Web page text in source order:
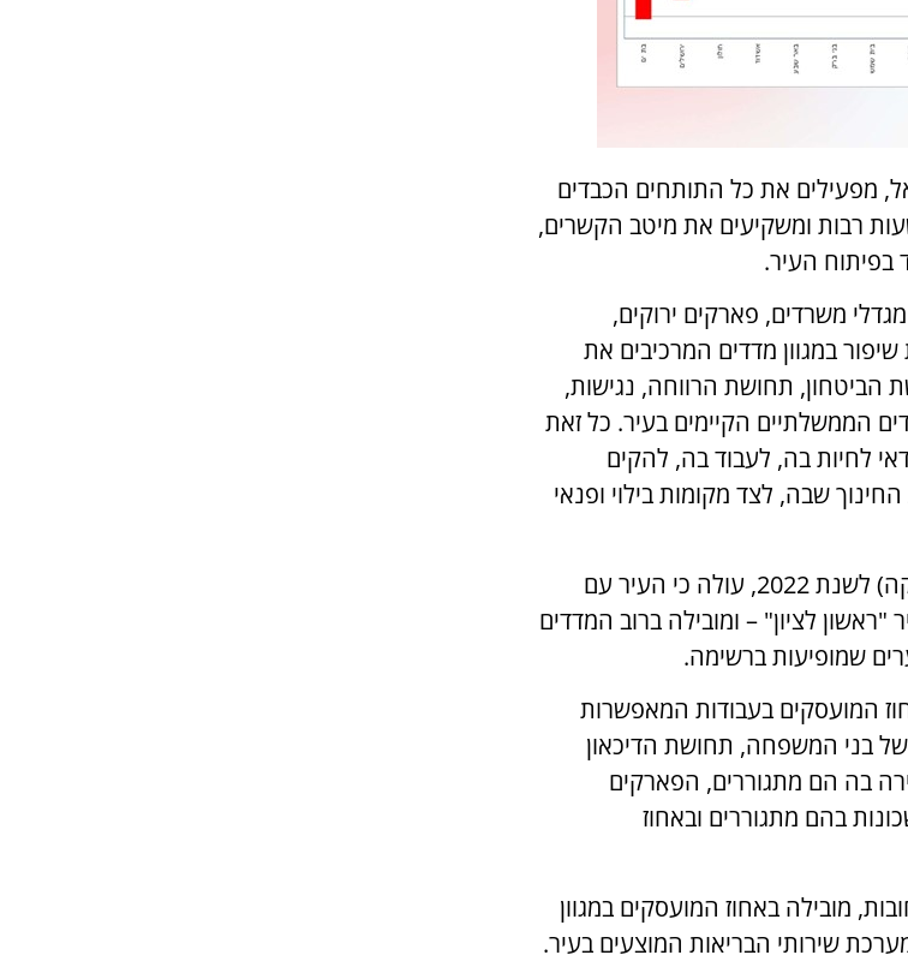
מפעילים את כל התותחים הכבדים
רבות ומשקיעים את מיטב הקשרים,
בפיתוח העיר.
משרדים, פארקים ירוקים,
לטובת שיפור במגוון מדדים המרכיבים את
הביטחון, תחושת הרווחה, נגישות,
הממשלתיים הקיימים בעיר. כל זאת
לחיות בה, לעבוד בה, להקים
שבה, לצד מקומות בילוי ופנאי
מנתוני הלמ"ס (הלשכה המרכזית לסטטיסטיקה) לשנת 2022, עולה כי העיר עם
לציון" – ומובילה ברוב המדדים
שמופיעות ברשימה.
המועסקים בעבודות המאפשרות
בני המשפחה, תחושת הדיכאון
בה הם מתגוררים, הפארקים
בהם מתגוררים ובאחוז
מובילה באחוז המועסקים במגוון
שירותי הבריאות המוצעים בעיר.